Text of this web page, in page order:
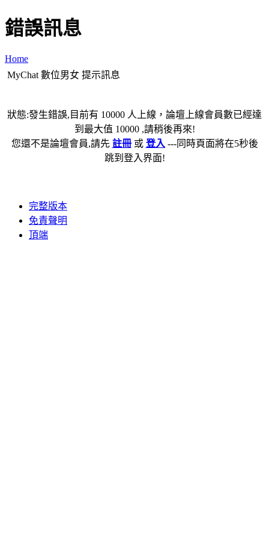
錯誤訊息
Home
MyChat 數位男女 提示訊息
狀態:發生錯誤,目前有 10000 人上線，論壇上線會員數已經達
到最大值 10000 ,請稍後再來!
您還不是論壇會員,請先 註冊或 登入 ---同時頁面將在5秒後
跳到登入界面!
完整版本
免責聲明
頂端